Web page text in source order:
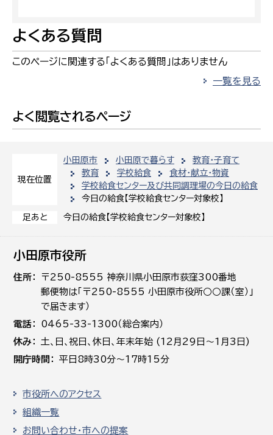
現在位置
小田原市 小田原で暮らす
教育・子育て
教育
学校給食
食材・献立・物資
学校給食センター及び共同調理場の今日の給食
今日の給食【学校給食センター対象校】
足あと 今日の給食【学校給食センター対象校】
よくある質問
このページに関連する「よくある質問」はありません
一覧を見る
よく閲覧されるページ
小田原市役所
住所
〒250-8555 神奈川県小田原市荻窪300番地
郵便物は「〒250-8555 小田原市役所○○課（室）」
で届きます）
電話
0465-33-1300（総合案内）
休み
土､日､祝日、休日、年末年始 (12月29日～1月3日)
開庁時間
平日8時30分～17時15分
市役所へのアクセス
組織一覧
お問い合わせ・市への提案